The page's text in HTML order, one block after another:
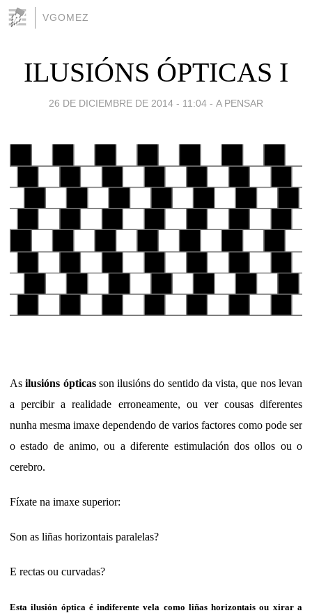
VGOMEZ
ILUSIÓNS ÓPTICAS I
26 DE DICIEMBRE DE 2014 - 11:04 - A PENSAR
Asilusións ópticasson ilusións do sentido da vista, que nos levan
a percibir a realidade erroneamente, ou ver cousas diferentes
nunha mesma imaxe dependendo de varios factores como pode ser
o estado de animo, ou a diferente estimulación dos ollos ou o
cerebro.
Fíxate na imaxe superior:
Son as liñas horizontais paralelas?
E rectas ou curvadas?
Esta ilusión óptica é indiferente vela como liñas horizontais ou xirar a